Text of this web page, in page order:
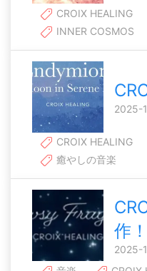
CROIX HEALING
INNER COSMOS
2025-
CROIX HEALING
癒やしの音楽
作！
2025-